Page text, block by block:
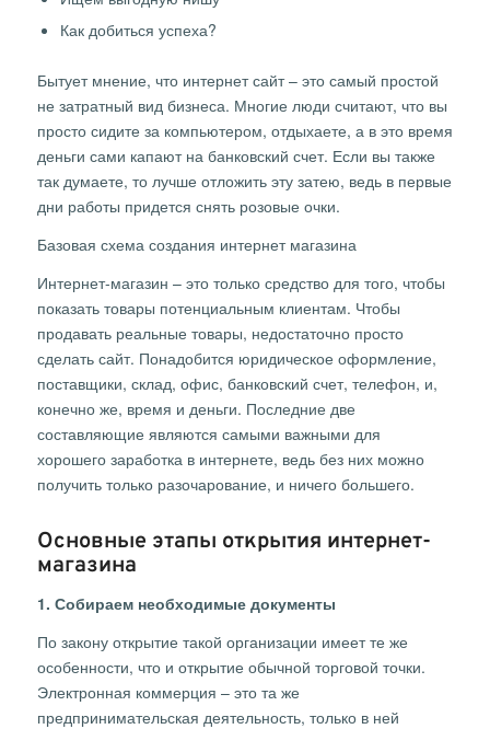
Как добиться успеха?
Бытует мнение, что интернет сайт – это самый простой
не затратный вид бизнеса. Многие люди считают, что вы
просто сидите за компьютером, отдыхаете, а в это время
деньги сами капают на банковский счет. Если вы также
так думаете, то лучше отложить эту затею, ведь в первые
дни работы придется снять розовые очки.
Базовая схема создания интернет магазина
Интернет-магазин – это только средство для того, чтобы
показать товары потенциальным клиентам. Чтобы
продавать реальные товары, недостаточно просто
сделать сайт. Понадобится юридическое оформление,
поставщики, склад, офис, банковский счет, телефон, и,
конечно же, время и деньги. Последние две
составляющие являются самыми важными для
хорошего заработка в интернете, ведь без них можно
получить только разочарование, и ничего большего.
Основные этапы открытия интернет-
магазина
1. Собираем необходимые документы
По закону открытие такой организации имеет те же
особенности, что и открытие обычной торговой точки.
Электронная коммерция – это та же
предпринимательская деятельность, только в ней